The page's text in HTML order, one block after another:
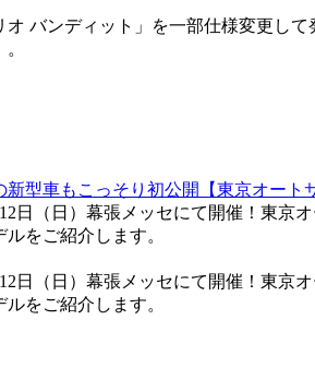
バンディット」を一部仕様変更し
型車もこっそり初公開【東京オート
日（日）幕張メッセにて開催！東京
をご紹介します。
日（日）幕張メッセにて開催！東京
をご紹介します。